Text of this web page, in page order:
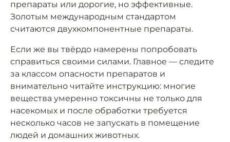
препараты или дорогие, но эффективные.
Золотым международным стандартом
считаются двухкомпонентные препараты.
Если же вы твёрдо намерены попробовать
справиться своими силами. Главное — следите
за классом опасности препаратов и
внимательно читайте инструкцию: многие
вещества умеренно токсичны не только для
насекомых и после обработки требуется
несколько часов не запускать в помещение
людей и домашних животных.